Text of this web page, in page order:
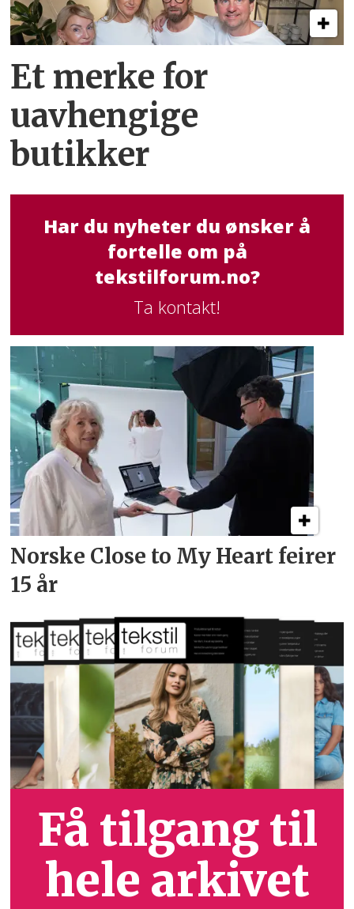
Et merke for
uavhengige
butikker
Har du nyheter du ønsker å
fortelle om på
tekstilforum.no?
Ta kontakt!
Norske Close to My Heart feirer
15 år
Få tilgang til
hele arkivet